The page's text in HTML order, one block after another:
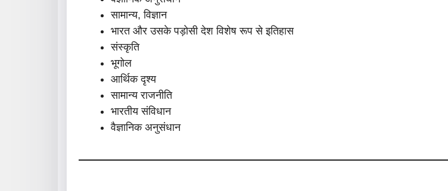
सामान्य, विज्ञान
भारत और उसके पड़ोसी देश विशेष रूप से इतिहास
संस्कृति
भूगोल
आर्थिक दृश्य
सामान्य राजनीति
भारतीय संविधान
वैज्ञानिक अनुसंधान